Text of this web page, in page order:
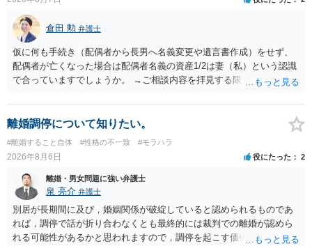
倉田 勲 弁護士
仮に何も手続き（配偶者から長男へ名義変更や遺言書作成）をせず、
配偶者が亡くなった場合は配偶者名義の資産1/2は妻（私）という認識
で合っていますでしょうか。 →ご相談内容を拝見する限りでは、その
完全に所有する場合は、他の相続人に対して自宅の評価額の１/２の代
償金の支払いが必要になります。
離婚調停について知りたい。
#離婚すること自体 #性格の不一致 #モラハラ
2026年8月6日 役にたった 2
離婚・男女問題に強い弁護士
泉 亮介 弁護士
別居が長期間に及び，婚姻関係が破綻していると認められるものであ
れば，調停で話が折り合わなくとも最終的には裁判での離婚が認めら
れる可能性があるかと思われますので，調停を起こす価値はあるよう